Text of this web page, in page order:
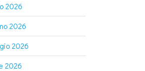
2026
2026
2026
2026